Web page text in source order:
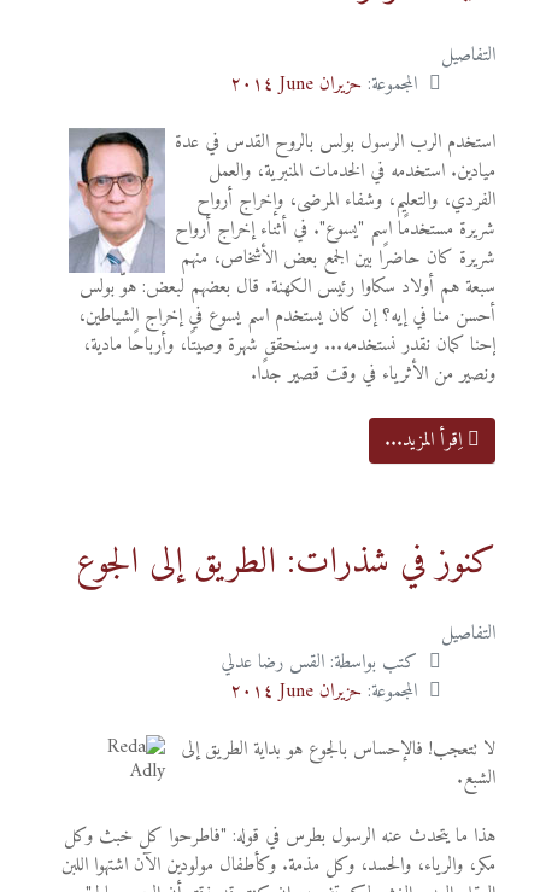
التفاصيل
المجموعة: حزيران June ٢٠١٤
استخدم الرب الرسول بولس بالروح القدس في عدة
ميادين. استخدمه في الخدمات المنبرية، والعمل
الفردي، والتعليم، وشفاء المرضى، وإخراج أرواح
شريرة مستخدمًا اسم "يسوع". في أثناء إخراج أرواح
شريرة كان حاضرًا بين الجمع بعض الأشخاص، منهم
سبعة هم أولاد سكاوا رئيس الكهنة. قال بعضهم لبعض: هوّ بولس
أحسن منا في إيه؟ إن كان يستخدم اسم يسوع في إخراج الشياطين،
إحنا كمان نقدر نستخدمه... وسنحقق شهرة وصيتًا، وأرباحًا مادية،
ونصير من الأثرياء في وقت قصير جدًا.
اِقرأ المزيد...
كنوز في شذرات: الطريق إلى الجوع
التفاصيل
كتب بواسطة: القس رضا عدلي
المجموعة: حزيران June ٢٠١٤
لا تتعجب! فالإحساس بالجوع هو بداية الطريق إلى
الشبع.
هذا ما يتحدث عنه الرسول بطرس في قوله: "فاطرحوا كل خبث وكل
مكر، والرياء، والحسد، وكل مذمة. وكأطفال مولودين الآن اشتهوا اللبن